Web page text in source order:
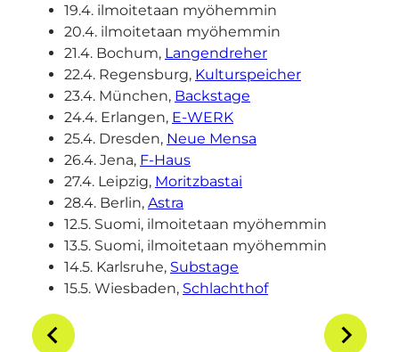
19.4. ilmoitetaan myöhemmin
20.4. ilmoitetaan myöhemmin
21.4. Bochum, Langendreher
22.4. Regensburg, Kulturspeicher
23.4. München, Backstage
24.4. Erlangen, E-WERK
25.4. Dresden, Neue Mensa
26.4. Jena, F-Haus
27.4. Leipzig, Moritzbastai
28.4. Berlin, Astra
12.5. Suomi, ilmoitetaan myöhemmin
13.5. Suomi, ilmoitetaan myöhemmin
14.5. Karlsruhe, Substage
15.5. Wiesbaden, Schlachthof